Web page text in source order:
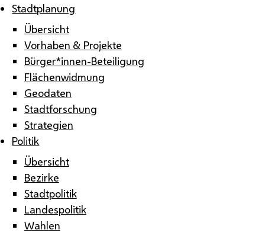
Stadtplanung
Übersicht
Vorhaben & Projekte
Bürger*innen-Beteiligung
Flächenwidmung
Geodaten
Stadtforschung
Strategien
Politik
Übersicht
Bezirke
Stadtpolitik
Landespolitik
Wahlen